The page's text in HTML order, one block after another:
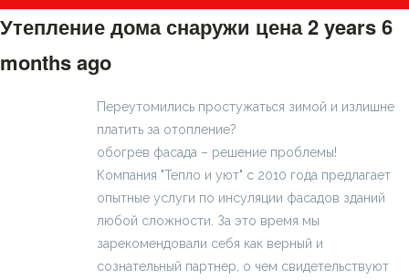
Утепление дома снаружи цена2 years 6
months ago
Переутомились простужаться зимой и излишне
платить за отопление?
обогрев фасада – решение проблемы!
Компания "Тепло и уют" с 2010 года предлагает
опытные услуги по инсуляции фасадов зданий
любой сложности. За это время мы
зарекомендовали себя как верный и
сознательный партнер, о чем свидетельствуют